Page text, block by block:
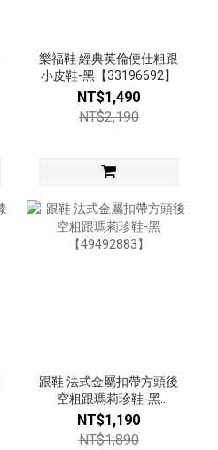
樂福鞋 經典英倫便仕粗跟
小皮鞋-黑【33196692】
NT$1,490
NT$2,190
跟鞋 法式金屬扣帶方頭後
空粗跟瑪莉珍鞋-黑
【49492883】
NT$1,190
NT$1,890